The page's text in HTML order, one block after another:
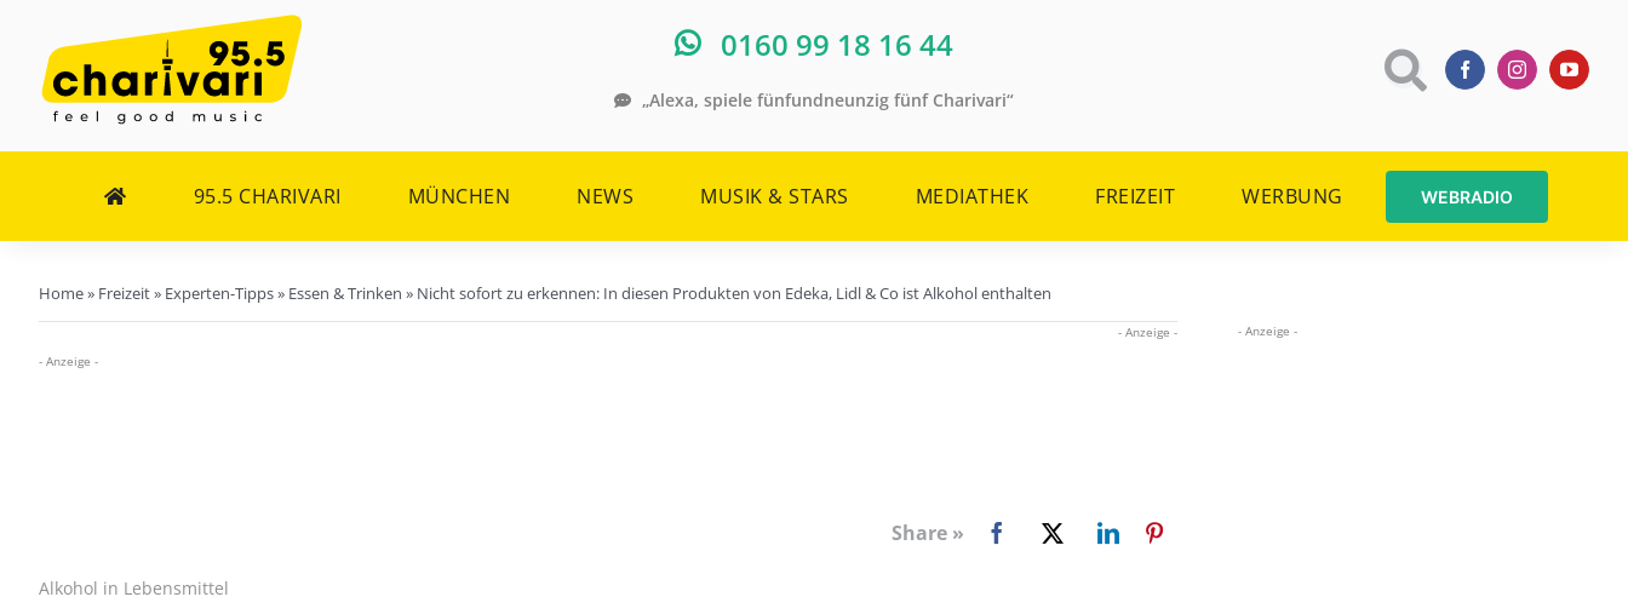
Inhalt
springen
0160 99 18 16 44
„Alexa, spiele fünfundneunzig fünf Charivari“
95.5 CHARIVARI MÜNCHEN NEWS MUSIK & STARS MEDIATHEK FREIZEIT WERBUNG WEBRADIO
Home» Freizeit» Experten-Tipps» Essen & Trinken » Nicht sofort zu erkennen: In diesen Produkten von Edeka, Lidl & Co ist Alkohol enthalten
- Anzeige -
- Anzeige -
Share »
Alkohol in Lebensmittel
- Anzeige -